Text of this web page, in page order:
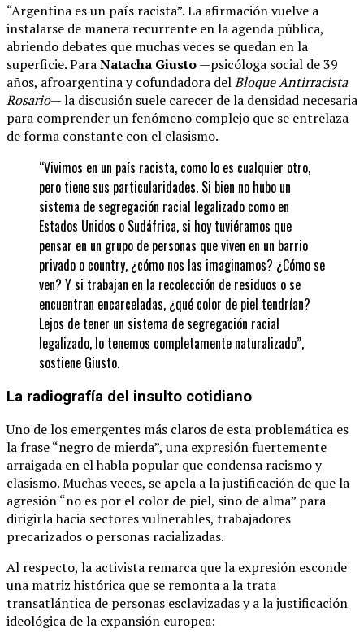
“Argentina es un país racista”. La afirmación vuelve a
instalarse de manera recurrente en la agenda pública,
abriendo debates que muchas veces se quedan en la
superficie. ParaNatacha Giusto—psicóloga social de 39
años, afroargentina y cofundadora delBloque Antirracista
Rosario— la discusión suele carecer de la densidad necesaria
para comprender un fenómeno complejo que se entrelaza
de forma constante con el clasismo.
“Vivimos en un país racista, como lo es cualquier otro,
pero tiene sus particularidades. Si bien no hubo un
sistema de segregación racial legalizado como en
Estados Unidos o Sudáfrica, si hoy tuviéramos que
pensar en un grupo de personas que viven en un barrio
privado o country, ¿cómo nos las imaginamos? ¿Cómo se
ven? Y si trabajan en la recolección de residuos o se
encuentran encarceladas, ¿qué color de piel tendrían?
Lejos de tener un sistema de segregación racial
legalizado, lo tenemos completamente naturalizado”,
sostiene Giusto.
La radiografía del insulto cotidiano
Uno de los emergentes más claros de esta problemática es
la frase “negro de mierda”, una expresión fuertemente
arraigada en el habla popular que condensa racismo y
clasismo. Muchas veces, se apela a la justificación de que la
agresión “no es por el color de piel, sino de alma” para
dirigirla hacia sectores vulnerables, trabajadores
precarizados o personas racializadas.
Al respecto, la activista remarca que la expresión esconde
una matriz histórica que se remonta a la trata
transatlántica de personas esclavizadas y a la justificación
ideológica de la expansión europea: